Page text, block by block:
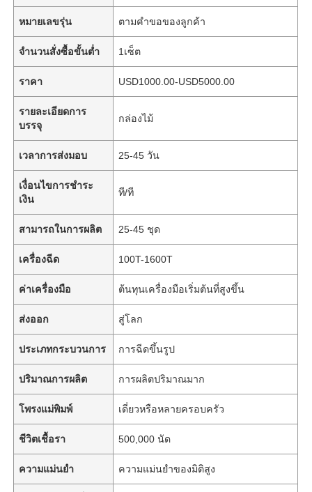
หมายเลขรุ่น ตามคำขอของลูกค้า
จำนวนสั่งซื้อขั้นต่ำ 1เซ็ต
ราคา USD1000.00-USD5000.00
รายละเอียดการ
บรรจุ
กล่องไม้
เวลาการส่งมอบ 25-45 วัน
เงื่อนไขการชำระ
เงิน
ที/ที
สามารถในการผลิต 25-45 ชุด
เครื่องฉีด 100T-1600T
ค่าเครื่องมือ ต้นทุนเครื่องมือเริ่มต้นที่สูงขึ้น
ส่งออก สู่โลก
ประเภทกระบวนการ การฉีดขึ้นรูป
ปริมาณการผลิต การผลิตปริมาณมาก
โพรงแม่พิมพ์ เดี่ยวหรือหลายครอบครัว
ชีวิตเชื้อรา 500,000 นัด
ความแม่นยำ ความแม่นยำของมิติสูง